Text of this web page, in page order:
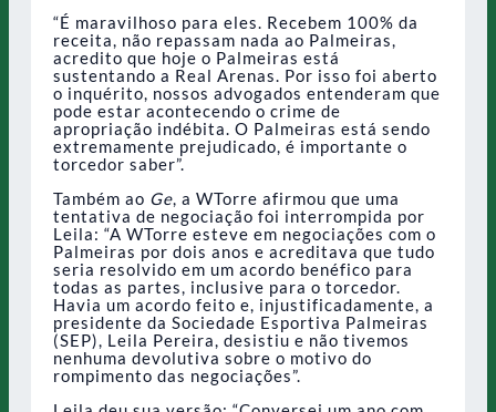
“É maravilhoso para eles. Recebem 100% da
receita, não repassam nada ao Palmeiras,
acredito que hoje o Palmeiras está
sustentando a Real Arenas. Por isso foi aberto
o inquérito, nossos advogados entenderam que
pode estar acontecendo o crime de
apropriação indébita. O Palmeiras está sendo
extremamente prejudicado, é importante o
torcedor saber”.
Também ao Ge, a WTorre afirmou que uma
tentativa de negociação foi interrompida por
Leila: “A WTorre esteve em negociações com o
Palmeiras por dois anos e acreditava que tudo
seria resolvido em um acordo benéfico para
todas as partes, inclusive para o torcedor.
Havia um acordo feito e, injustificadamente, a
presidente da Sociedade Esportiva Palmeiras
(SEP), Leila Pereira, desistiu e não tivemos
nenhuma devolutiva sobre o motivo do
rompimento das negociações”.